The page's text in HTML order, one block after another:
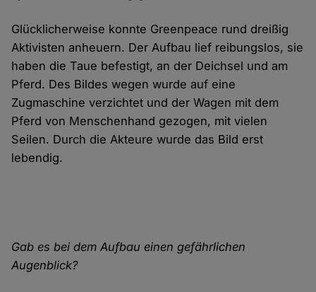
Glücklicherweise konnte Greenpeace rund dreißig
Aktivisten anheuern. Der Aufbau lief reibungslos, sie
haben die Taue befestigt, an der Deichsel und am
Pferd. Des Bildes wegen wurde auf eine
Zugmaschine verzichtet und der Wagen mit dem
Pferd von Menschenhand gezogen, mit vielen
Seilen. Durch die Akteure wurde das Bild erst
lebendig.
Gab es bei dem Aufbau einen gefährlichen
Augenblick?